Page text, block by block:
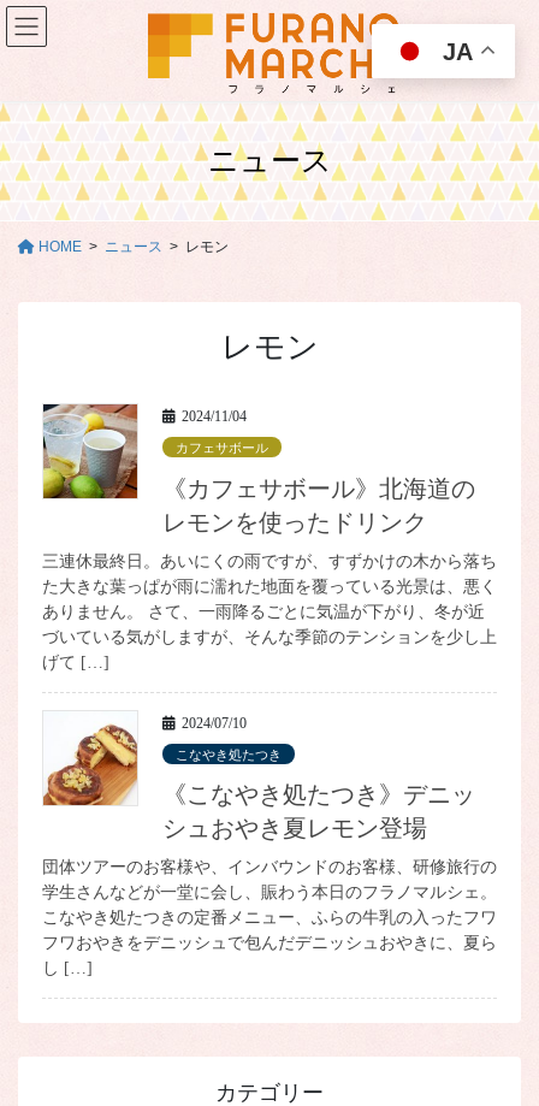
コ
ン
ツ
移
動
ナ
ビ
シ
ン
に
ニュース
HOME ニュース レモン
レモン
2024/11/04
カフェサボール
《カフェサボール》北海道の
レモンを使ったドリンク
三連休最終日。あいにくの雨ですが、すずかけの木から落ち
た大きな葉っぱが雨に濡れた地面を覆っている光景は、悪く
ありません。 さて、一雨降るごとに気温が下がり、冬が近
づいている気がしますが、そんな季節のテンションを少し上
げて […]
2024/07/10
こなやき処たつき
《こなやき処たつき》デニッ
シュおやき夏レモン登場
団体ツアーのお客様や、インバウンドのお客様、研修旅行の
学生さんなどが一堂に会し、賑わう本日のフラノマルシェ。
こなやき処たつきの定番メニュー、ふらの牛乳の入ったフワ
フワおやきをデニッシュで包んだデニッシュおやきに、夏ら
し […]
カテゴリー
JA